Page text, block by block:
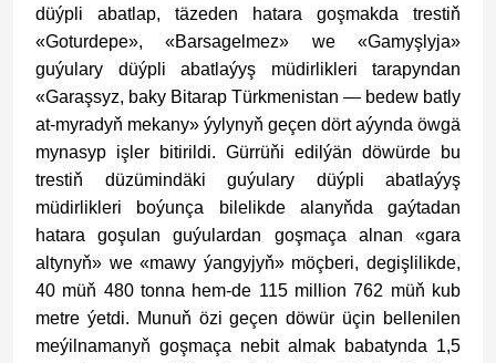
düýpli abatlap, täzeden hatara goşmakda trestiň
«Goturdepe», «Barsagelmez» we «Gamyşlyja»
guýulary düýpli abatlaýyş müdirlikleri tarapyndan
«Garaşsyz, baky Bitarap Türkmenistan — bedew batly
at-myradyň mekany» ýylynyň geçen dört aýynda öwgä
mynasyp işler bitirildi. Gürrüňi edilýän döwürde bu
trestiň düzümindäki guýulary düýpli abatlaýyş
müdirlikleri boýunça bilelikde alanyňda gaýtadan
hatara goşulan guýulardan goşmaça alnan «gara
altynyň» we «mawy ýangyjyň» möçberi, degişlilikde,
40 müň 480 tonna hem-de 115 million 762 müň kub
metre ýetdi. Munuň özi geçen döwür üçin bellenilen
meýilnamanyň goşmaça nebit almak babatynda 1,5